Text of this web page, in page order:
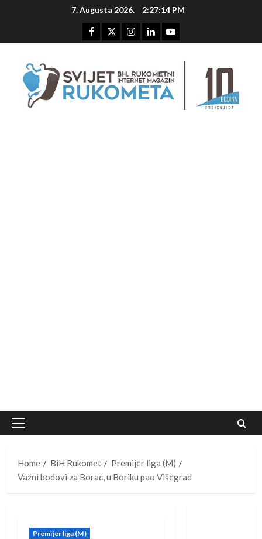
7. Augusta 2026. 2:27:15 PM
Primary
Home
BiH Rukomet
Premijer liga (M)
Važni bodovi za Borac, u Boriku pao Višegrad
Premijer liga (M)